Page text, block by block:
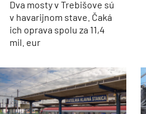
Dva mosty v Trebišove sú
v havarijnom stave. Čaká
ich oprava spolu za 11,4
mil. eur